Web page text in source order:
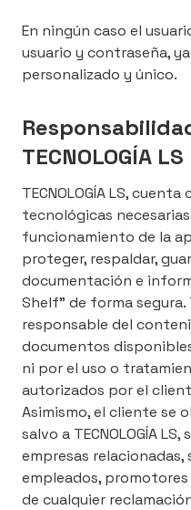
En ningún caso el
usuario y contraseña,
personalizado y único.
TECNOLOGÍA LS
TECNOLOGÍA LS,
tecnológicas
funcionamiento de la
proteger, respaldar,
documentación e
Shelf” de forma segura.
responsable del
documentos
ni por el uso o
autorizados por el
Asimismo, el cliente se
salvo a TECNOLOGÍA
empresas
empleados,
de cualquier